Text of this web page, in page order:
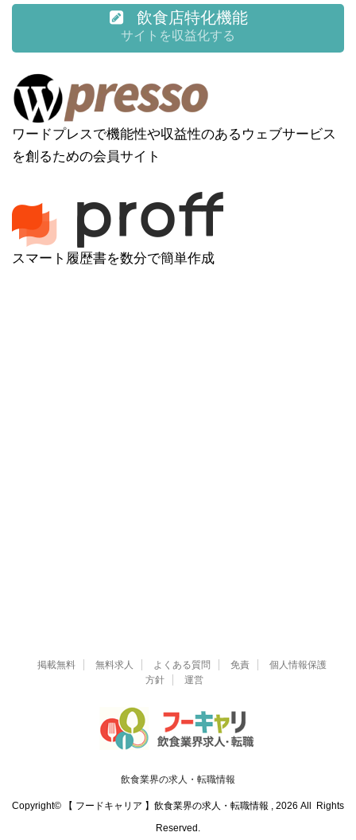
飲食店特化機能
サイトを収益化する
ワードプレスで機能性や収益性のあるウェブサービス
を創るための会員サイト
スマート履歴書を数分で簡単作成
掲載無料 無料求人 よくある質問 免責
個人情報保護
方針
運営
飲食業界の求人・転職情報
Copyright© 【 フードキャリア 】飲食業界の求人・転職情報 , 2026 All Rights
Reserved.